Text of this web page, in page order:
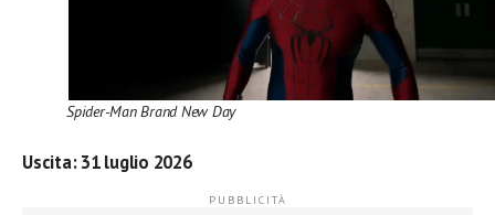
Spider-Man Brand New Day
Uscita: 31 luglio 2026